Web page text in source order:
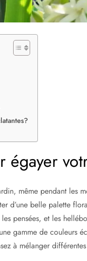
égayer
même pendant les
d’une belle palette
pensées, et les
gamme de couleurs
à mélanger